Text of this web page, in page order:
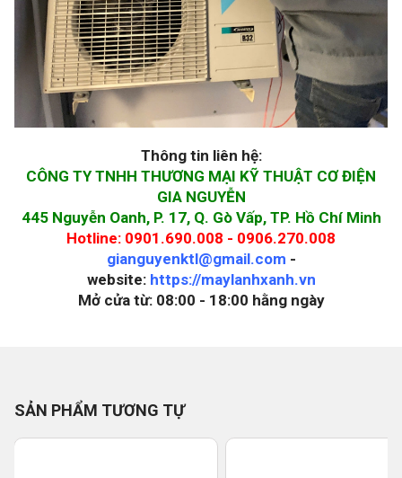
Thông tin liên hệ:
CÔNG TY TNHH THƯƠNG MẠI KỸ THUẬT CƠ ĐIỆN
GIA NGUYỄN
445 Nguyễn Oanh, P. 17, Q. Gò Vấp, TP. Hồ Chí Minh
Hotline: 0901.690.008 - 0906.270.008
gianguyenktl@gmail.com -
website: https://maylanhxanh.vn
Mở cửa từ: 08:00 - 18:00 hằng ngày
SẢN PHẨM TƯƠNG TỰ